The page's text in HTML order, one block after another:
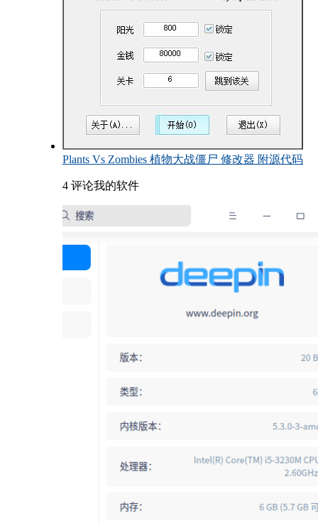
Plants Vs Zombies 植物大战僵尸 修改器 附源代码
4 评论我的软件